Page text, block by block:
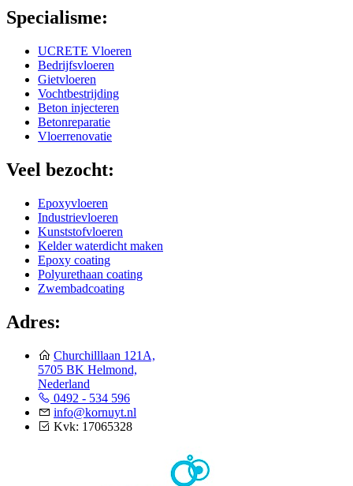
Specialisme:
UCRETE Vloeren
Bedrijfsvloeren
Gietvloeren
Vochtbestrijding
Beton injecteren
Betonreparatie
Vloerrenovatie
Veel bezocht:
Epoxyvloeren
Industrievloeren
Kunststofvloeren
Kelder waterdicht maken
Epoxy coating
Polyurethaan coating
Zwembadcoating
Adres:
Churchilllaan 121A,
5705 BK Helmond,
Nederland
0492 - 534 596
info@kornuyt.nl
Kvk: 17065328